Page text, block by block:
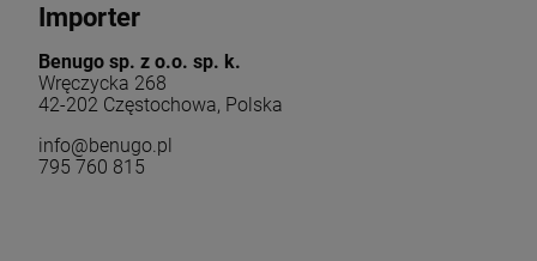
Importer
Benugo sp. z o.o. sp. k.
Wręczycka 268
42-202 Częstochowa, Polska
info@benugo.pl
795 760 815